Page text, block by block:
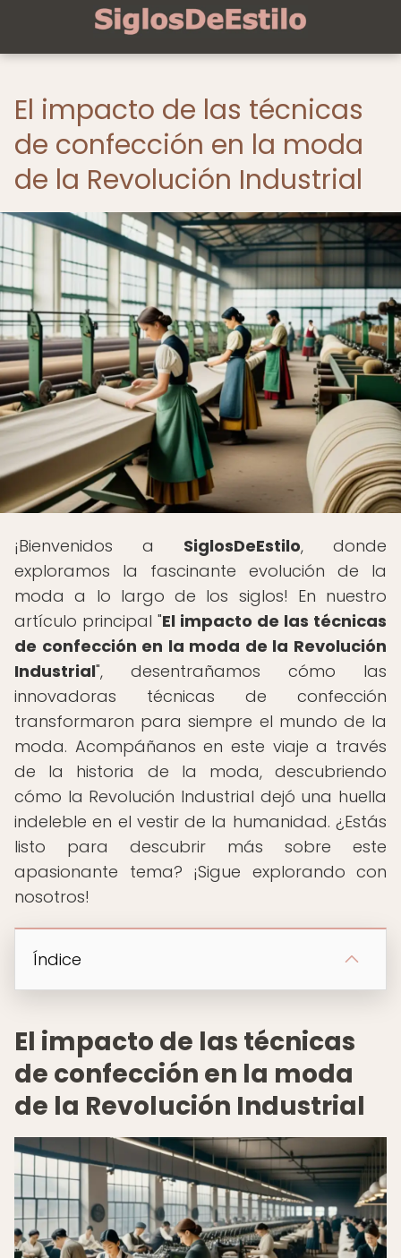
El impacto de las técnicas
de confección en la moda
de la Revolución Industrial
¡Bienvenidos a SiglosDeEstilo, donde
exploramos la fascinante evolución de la
moda a lo largo de los siglos! En nuestro
artículo principal "El impacto de las técnicas
de confección en la moda de la Revolución
Industrial", desentrañamos cómo las
innovadoras técnicas de confección
transformaron para siempre el mundo de la
moda. Acompáñanos en este viaje a través
de la historia de la moda, descubriendo
cómo la Revolución Industrial dejó una huella
indeleble en el vestir de la humanidad. ¿Estás
listo para descubrir más sobre este
apasionante tema? ¡Sigue explorando con
nosotros!
Índice
El impacto de las técnicas
de confección en la moda
de la Revolución Industrial